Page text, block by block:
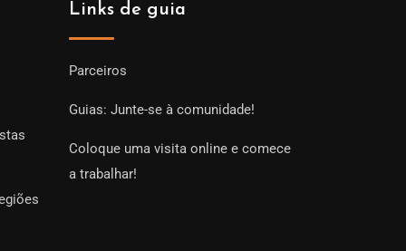
Links de guia
Parceiros
Guias: Junte-se à comunidade!
Coloque uma visita online e comece
a trabalhar!